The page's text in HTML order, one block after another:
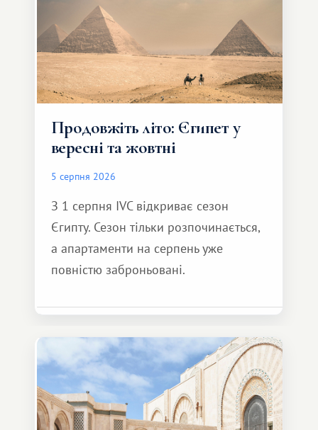
Продовжіть літо: Єгипет у
вересні та жовтні
5 серпня 2026
З 1 серпня IVC відкриває сезон
Єгипту. Сезон тільки розпочинається,
а апартаменти на серпень уже
повністю заброньовані.